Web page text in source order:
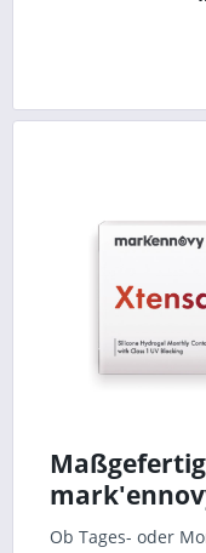
Ob Tages- oder